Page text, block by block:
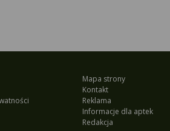
Mapa strony
Kontakt
Reklama
Informacje dla aptek
Redakcja